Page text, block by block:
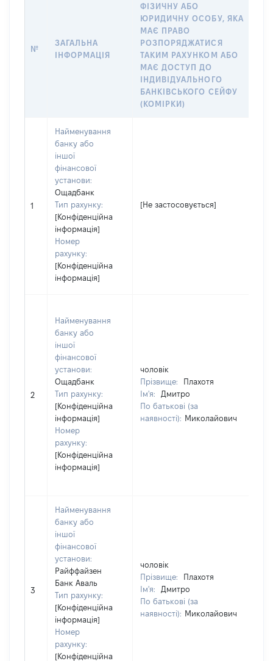
№
ЗАГАЛЬНА
ІНФОРМАЦІЯ
ФІЗИЧНУ АБО
ЮРИДИЧНУ ОСОБУ, ЯКА
МАЄ ПРАВО
РОЗПОРЯДЖАТИСЯ
ТАКИМ РАХУНКОМ АБО
МАЄ ДОСТУП ДО
ІНДИВІДУАЛЬНОГО
БАНКІВСЬКОГО СЕЙФУ
(КОМІРКИ)
1
Найменування
банку або
іншої
фінансової
установи:
Ощадбанк
Тип рахунку:
[Конфіденційна
інформація]
Номер
рахунку:
[Конфіденційна
інформація]
[Не застосовується]
2
Найменування
банку або
іншої
фінансової
установи:
Ощадбанк
Тип рахунку:
[Конфіденційна
інформація]
Номер
рахунку:
[Конфіденційна
інформація]
чоловік
Прізвище:
Плахотя
Ім'я:
Дмитро
По батькові (за
наявності): Миколайович
3
Найменування
банку або
іншої
фінансової
установи:
Райффайзен
Банк Аваль
Тип рахунку:
[Конфіденційна
інформація]
Номер
рахунку:
[Конфіденційна
чоловік
Прізвище:
Плахотя
Ім'я:
Дмитро
По батькові (за
наявності): Миколайович